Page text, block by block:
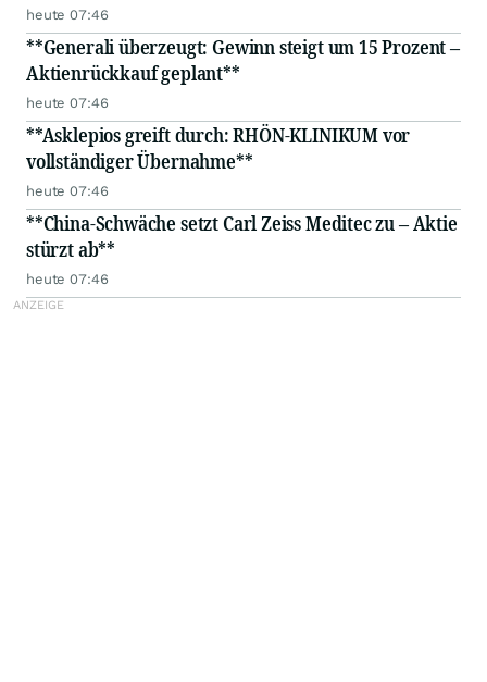
heute 07:46
**Generali überzeugt: Gewinn steigt um 15 Prozent –
Aktienrückkauf geplant**
heute 07:46
**Asklepios greift durch: RHÖN-KLINIKUM vor
vollständiger Übernahme**
heute 07:46
**China-Schwäche setzt Carl Zeiss Meditec zu – Aktie
stürzt ab**
heute 07:46